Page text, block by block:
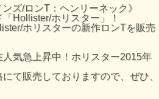
イズ
ズ/ロンT：ヘンリーネック》
Hollister/ホリスター」！
ホリスターの新作ロンTを販売
気急上昇中！ホリスター2015年
て販売しておりますので、ぜひ、